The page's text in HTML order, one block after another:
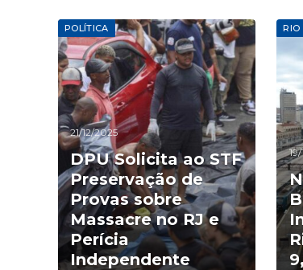
POLÍTICA
21/12/2025
DPU Solicita ao STF
Preservação de
Provas sobre
Massacre no RJ e
Perícia
Independente
RIO